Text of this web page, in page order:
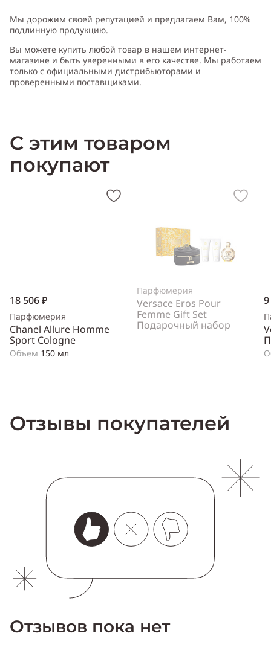
Мы дорожим своей репутацией и предлагаем Вам, 100%
подлинную продукцию.
Вы можете купить любой товар в нашем интернет-
магазине и быть уверенными в его качестве. Мы работаем
только с официальными дистрибьюторами и
проверенными поставщиками.
С этим товаром
покупают
18 506 ₽
Парфюмерия
Chanel Allure Homme
Sport Cologne
Объем 150 мл
Парфюмерия
Versace Eros Pour
Femme Gift Set
Подарочный набор
Отзывы покупателей
Отзывов пока нет